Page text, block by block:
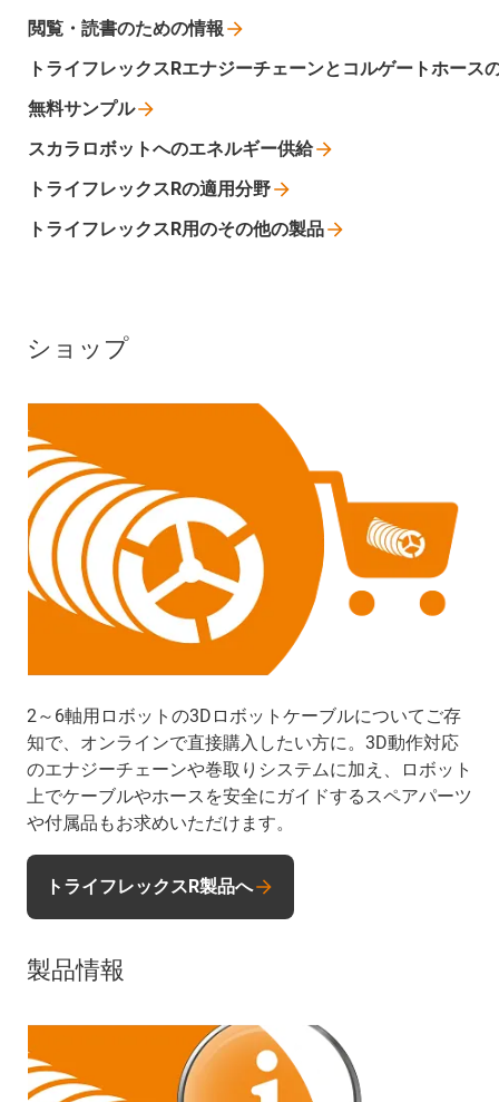
閲覧・読書のための情報
トライフレックスRエナジーチェーンとコルゲートホース
無料サンプル
スカラロボットへのエネルギー供給
トライフレックスRの適用分野
トライフレックスR用のその他の製品
ショップ
2～6軸用ロボットの3Dロボットケーブルについてご存
知で、オンラインで直接購入したい方に。3D動作対応
のエナジーチェーンや巻取りシステムに加え、ロボット
上でケーブルやホースを安全にガイドするスペアパーツ
や付属品もお求めいただけます。
トライフレックスR製品へ
製品情報